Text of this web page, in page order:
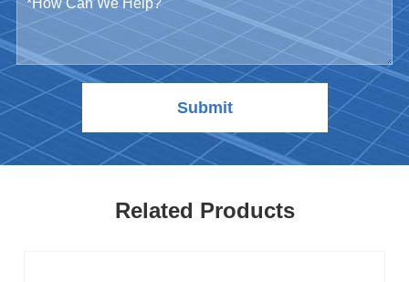
Submit
Related Products